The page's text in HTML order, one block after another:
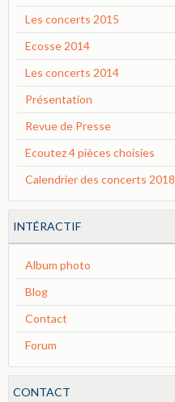
Les concerts 2015
Ecosse 2014
Les concerts 2014
Présentation
Revue de Presse
Ecoutez 4 pièces choisies
Calendrier des concerts 2018
INTÉRACTIF
Album photo
Blog
Contact
Forum
CONTACT